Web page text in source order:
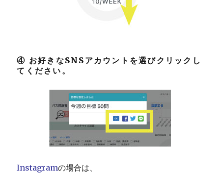
④ お好きなSNSアカウントを選びクリックし
てください。
Instagramの場合は、